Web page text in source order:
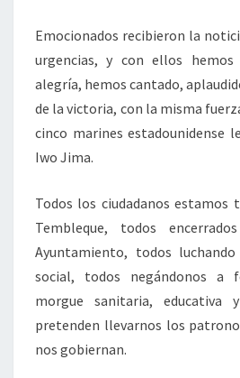
Emocionados recibieron la
urgencias, y con ellos
alegría, hemos cantado,
de la victoria, con la misma
cinco marines estadounidense
Iwo Jima.
Todos los ciudadanos estamos
Tembleque, todos
Ayuntamiento, todos
social, todos negándonos a
morgue sanitaria,
pretenden llevarnos los
nos gobiernan.